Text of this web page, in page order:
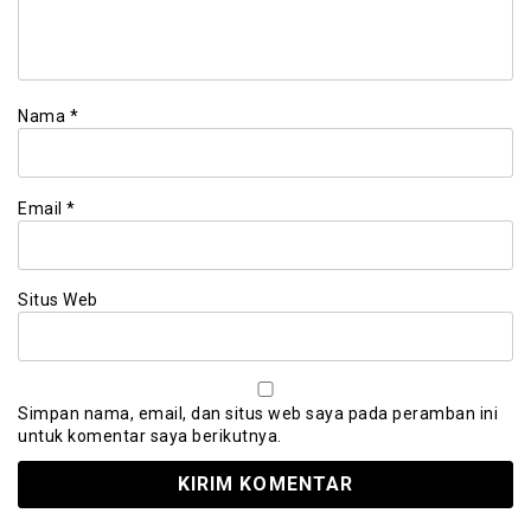
Nama *
Email *
Situs Web
Simpan nama, email, dan situs web saya pada peramban ini
untuk komentar saya berikutnya.